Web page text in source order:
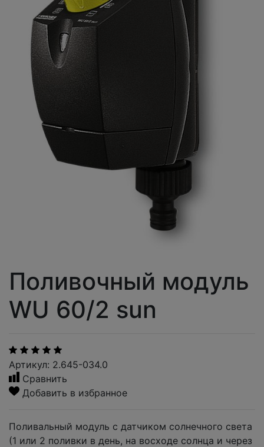
Поливочный модуль
WU 60/2 sun
Артикул: 2.645-034.0
Сравнить
Добавить в избранное
Поливальный модуль с датчиком солнечного света
(1 или 2 поливки в день, на восходе солнца и через